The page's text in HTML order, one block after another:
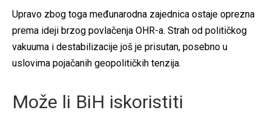
Upravo zbog toga međunarodna zajednica ostaje oprezna
prema ideji brzog povlačenja OHR-a. Strah od političkog
vakuuma i destabilizacije još je prisutan, posebno u
uslovima pojačanih geopolitičkih tenzija.
Može li BiH iskoristiti